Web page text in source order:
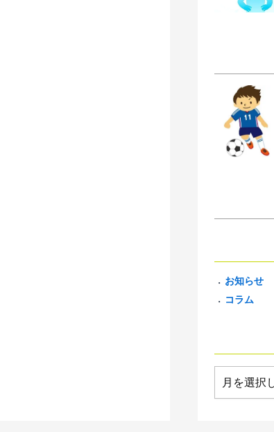
お知らせ
コラム